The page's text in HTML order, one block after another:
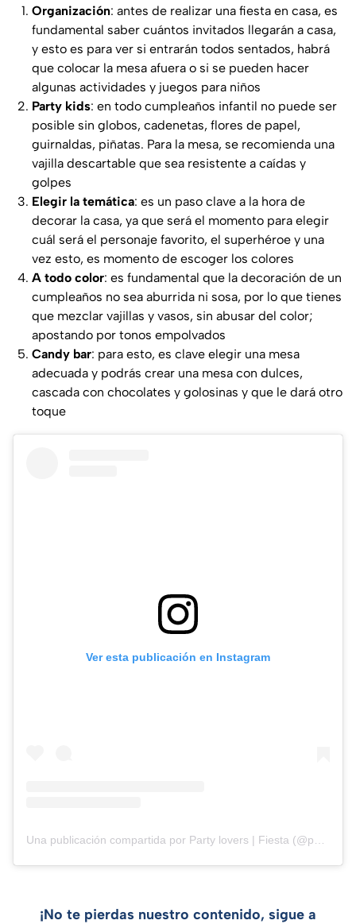
Organización: antes de realizar una fiesta en casa, es
fundamental saber cuántos invitados llegarán a casa,
y esto es para ver si entrarán todos sentados, habrá
que colocar la mesa afuera o si se pueden hacer
algunas actividades y juegos para niños
Party kids: en todo cumpleaños infantil no puede ser
posible sin globos, cadenetas, flores de papel,
guirnaldas, piñatas. Para la mesa, se recomienda una
vajilla descartable que sea resistente a caídas y
golpes
Elegir la temática: es un paso clave a la hora de
decorar la casa, ya que será el momento para elegir
cuál será el personaje favorito, el superhéroe y una
vez esto, es momento de escoger los colores
A todo color: es fundamental que la decoración de un
cumpleaños no sea aburrida ni sosa, por lo que tienes
que mezclar vajillas y vasos, sin abusar del color;
apostando por tonos empolvados
Candy bar: para esto, es clave elegir una mesa
adecuada y podrás crear una mesa con dulces,
cascada con chocolates y golosinas y que le dará otro
toque
Ver esta publicación en Instagram
¡No te pierdas nuestro contenido, sigue a